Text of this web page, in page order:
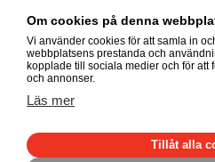
Sveavägen 41
111 34 Stockholm
Alla rättigheter förbehållna
Om cookies på denna
Vi använder cookies för att samla in
webbplatsens prestanda och
kopplade till sociala medier och för att
och annonser.
Läs mer
Tillåt alla